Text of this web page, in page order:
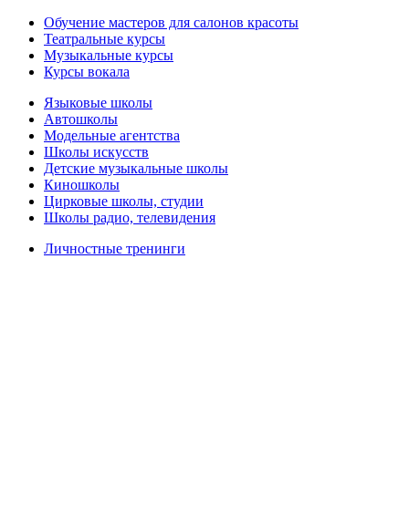
Обучение мастеров для салонов красоты
Театральные курсы
Музыкальные курсы
Курсы вокала
Языковые школы
Автошколы
Модельные агентства
Школы искусств
Детские музыкальные школы
Киношколы
Цирковые школы, студии
Школы радио, телевидения
Личностные тренинги